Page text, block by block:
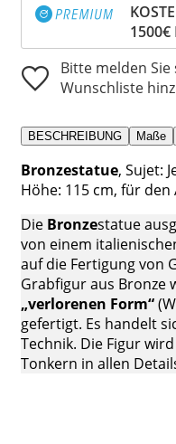
Bitte melden
Wunschliste
BESCHREIBUNG Maße
Bronzestatue, Sujet:
Höhe: 115 cm, für den
Die Bronzestatue
von einem
auf die Fertigung von
Grabfigur aus Bronze
„verlorenen Form“
gefertigt. Es handelt
Technik. Die Figur
Tonkern in allen